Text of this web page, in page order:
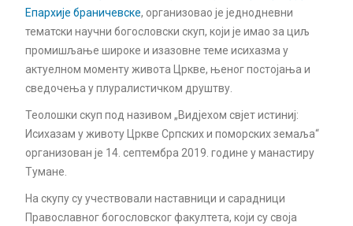
Епархије браничевске, организовао је једнодневни
тематски научни богословски скуп, који је имао за циљ
промишљање широке и изазовне теме исихазма у
актуелном моменту живота Цркве, њеног постојања и
сведочења у плуралистичком друштву.
Теолошки скуп под називом „Видјехом свјет истиниј:
Исихазам у животу Цркве Српских и поморских земаља“
организован је 14. септембра 2019. године у манастиру
Тумане.
На скупу су учествовали наставници и сарадници
Православног богословског факултета, који су своја